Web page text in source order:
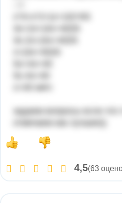
задаем вопросы если что
4,5(63